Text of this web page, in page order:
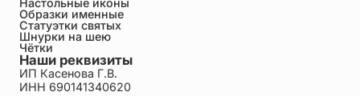
Образки именные
Статуэтки святых
Шнурки на шею
Чётки
Наши реквизиты
ИП Касенова Г.В.
ИНН 690141340620